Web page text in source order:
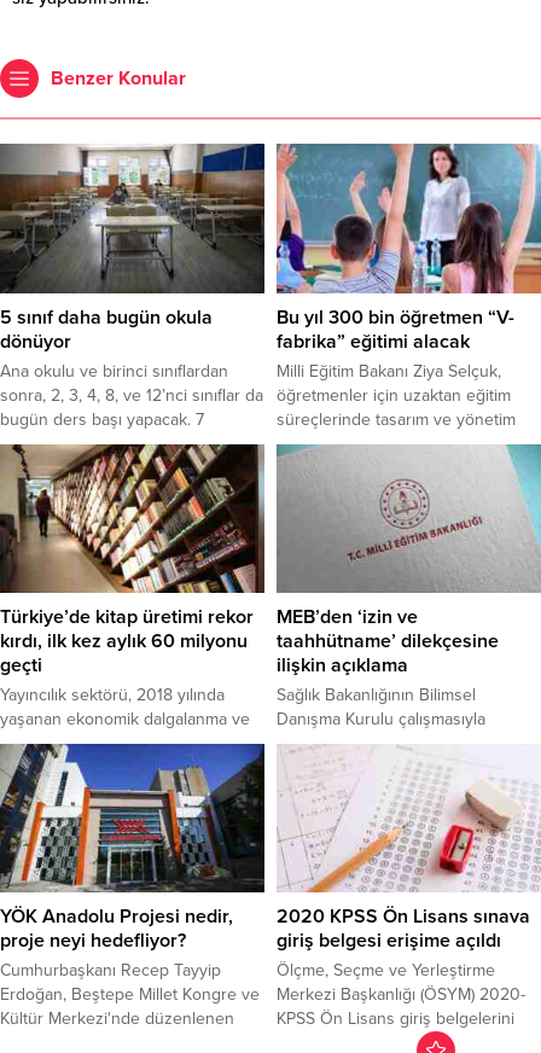
Benzer Konular
5 sınıf daha bugün okula
dönüyor
Ana okulu ve birinci sınıflardan
sonra, 2, 3, 4, 8, ve 12’nci sınıflar da
bugün ders başı yapacak. 7
milyona yakın öğrencinin yeniden
sınıflarına döneceği yüzyüze eğitim
haftanın iki günü olacak.
Bu yıl 300 bin öğretmen “V-
fabrika” eğitimi alacak
Milli Eğitim Bakanı Ziya Selçuk,
öğretmenler için uzaktan eğitim
süreçlerinde tasarım ve yönetim
becerilerinin geliştirilmesine
yönelik kurs programı hazırlandığını
ve 2021 yılı içinde öğretmenlerin
tamamının bu eğitimi almasını
hedeflediklerini bildirdi. Bakan
Selçuk, MEB Başöğretmen
Salonu'nda, uzaktan öğretimde
"öğrenci-öğrenci", "öğrenci-
öğretmen", "öğrenci-materyal"
etkileşimlerine yönelik becerilerin
geliştirilmesi, etkileşimli dijital içerik
hazırlama gibi konularda...
Türkiye’de kitap üretimi rekor
kırdı, ilk kez aylık 60 milyonu
geçti
Yayıncılık sektörü, 2018 yılında
yaşanan ekonomik dalgalanma ve
kağıt fiyatlarındaki artışın etkilerini
tamamen atlattı.
MEB’den ‘izin ve
taahhütname’ dilekçesine
ilişkin açıklama
Sağlık Bakanlığının Bilimsel
Danışma Kurulu çalışmasıyla
yayımladığı "Bilgilendirme Formu ve
Taahhütname"nin velileri
bilgilendirme amaçlı olduğu
belirtildi.
YÖK Anadolu Projesi nedir,
proje neyi hedefliyor?
Cumhurbaşkanı Recep Tayyip
Erdoğan, Beştepe Millet Kongre ve
Kültür Merkezi'nde düzenlenen
2020 KPSS Ön Lisans sınava
giriş belgesi erişime açıldı
Ölçme, Seçme ve Yerleştirme
Merkezi Başkanlığı (ÖSYM) 2020-
KPSS Ön Lisans giriş belgelerini
adayların erişimine açtı.ÖSYM'nin